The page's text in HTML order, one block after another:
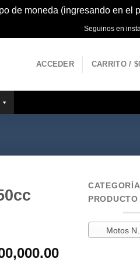
de moneda (ingresando en el
Seguinos en
ACCEDER CARRITO / $
El
PRODUCTO
Motos Nuevas